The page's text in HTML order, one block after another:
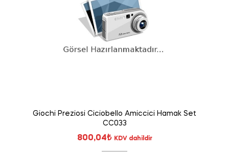
Giochi Preziosi Ciciobello Amiccici Hamak Set
CC033
800,04₺ KDV dahildir